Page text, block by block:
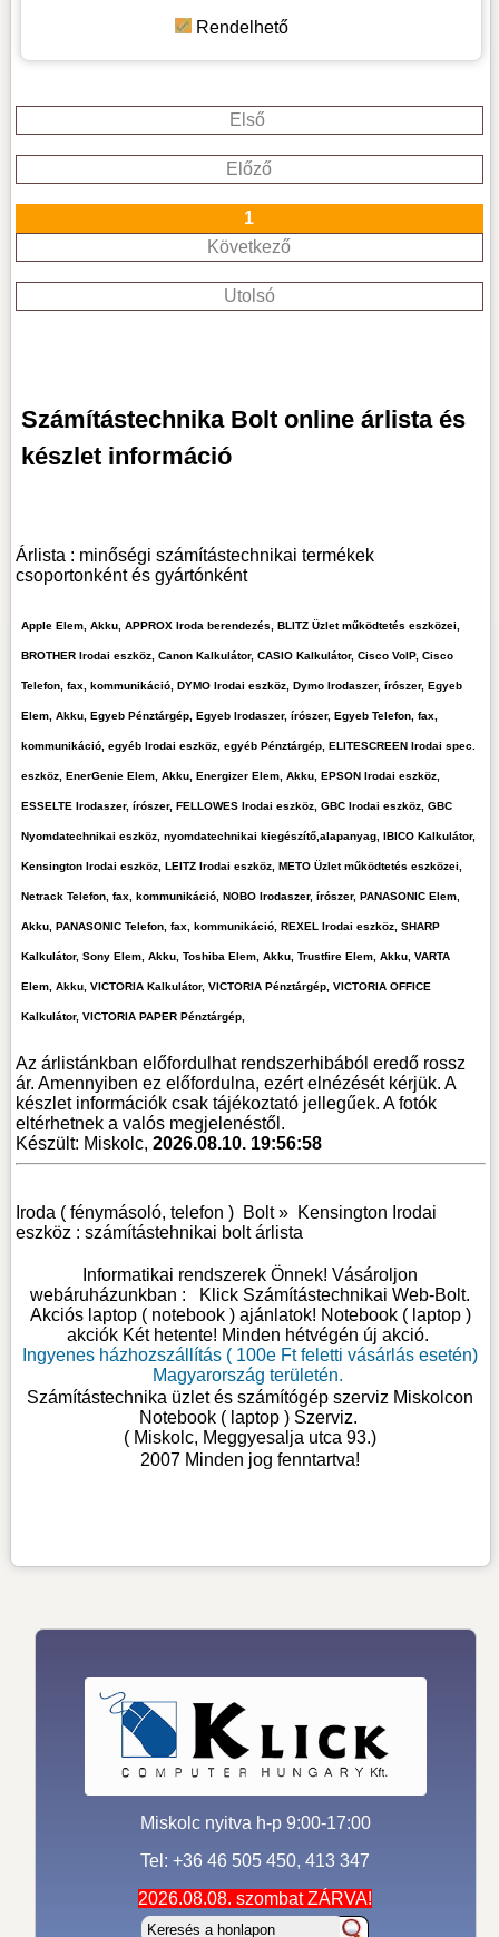
Rendelhető
Első
Előző
1
Következő
Utolsó
Számítástechnika Bolt online árlista és
készlet információ
Árlista : minőségi számítástechnikai termékek
csoportonként és gyártónként
Apple Elem, Akku, APPROX Iroda berendezés, BLITZ Üzlet működtetés eszközei,
BROTHER Irodai eszköz, Canon Kalkulátor, CASIO Kalkulátor, Cisco VoIP, Cisco
Telefon, fax, kommunikáció, DYMO Irodai eszköz, Dymo Irodaszer, írószer, Egyeb
Elem, Akku, Egyeb Pénztárgép, Egyeb Irodaszer, írószer, Egyeb Telefon, fax,
kommunikáció, egyéb Irodai eszköz, egyéb Pénztárgép, ELITESCREEN Irodai spec.
eszköz, EnerGenie Elem, Akku, Energizer Elem, Akku, EPSON Irodai eszköz,
ESSELTE Irodaszer, írószer, FELLOWES Irodai eszköz, GBC Irodai eszköz, GBC
Nyomdatechnikai eszköz, nyomdatechnikai kiegészítő,alapanyag, IBICO Kalkulátor,
Kensington Irodai eszköz, LEITZ Irodai eszköz, METO Üzlet működtetés eszközei,
Netrack Telefon, fax, kommunikáció, NOBO Irodaszer, írószer, PANASONIC Elem,
Akku, PANASONIC Telefon, fax, kommunikáció, REXEL Irodai eszköz, SHARP
Kalkulátor, Sony Elem, Akku, Toshiba Elem, Akku, Trustfire Elem, Akku, VARTA
Elem, Akku, VICTORIA Kalkulátor, VICTORIA Pénztárgép, VICTORIA OFFICE
Kalkulátor, VICTORIA PAPER Pénztárgép,
Az árlistánkban előfordulhat rendszerhibából eredő rossz
ár. Amennyiben ez előfordulna, ezért elnézését kérjük. A
készlet információk csak tájékoztató jellegűek. A fotók
eltérhetnek a valós megjelenéstől.
Készült: Miskolc,2026.08.10. 19:56:58
Iroda ( fénymásoló, telefon ) Bolt » Kensington Irodai
eszköz : számítástehnikai bolt árlista
Informatikai rendszerek Önnek! Vásároljon
webáruházunkban : Klick Számítástechnikai Web-Bolt.
Akciós laptop ( notebook ) ajánlatok! Notebook ( laptop )
akciók Két hetente! Minden hétvégén új akció.
Ingyenes házhozszállítás ( 100e Ft feletti vásárlás esetén)
Magyarország területén.
Számítástechnika üzlet és számítógép szerviz Miskolcon
Notebook ( laptop ) Szerviz.
( Miskolc, Meggyesalja utca 93.)
2007 Minden jog fenntartva!
Miskolc nyitva h-p 9:00-17:00
Tel: +36 46 505 450, 413 347
2026.08.08. szombat ZÁRVA!